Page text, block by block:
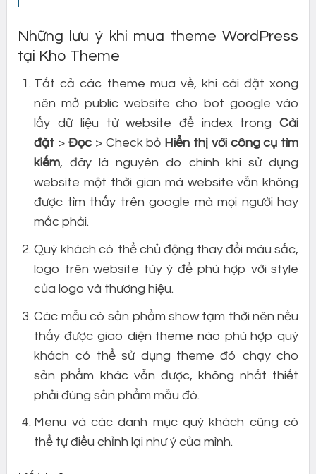
Những lưu ý khi mua theme WordPress
tại Kho Theme
Tất cả các theme mua về, khi cài đặt xong
nên mở public website cho bot google vào
lấy dữ liệu từ website để index trongCài
đặt > Đọc> Check bỏ Hiển thị với công cụ tìm
kiếm, đây là nguyên do chính khi sử dụng
website một thời gian mà website vẫn không
được tìm thấy trên google mà mọi người hay
mắc phải.
Quý khách có thể chủ động thay đổi màu sắc,
logo trên website tùy ý để phù hợp với style
của logo và thương hiệu.
Các mẫu có sản phẩm show tạm thời nên nếu
thấy được giao diện theme nào phù hợp quý
khách có thể sử dụng theme đó chạy cho
sản phẩm khác vẫn được, không nhất thiết
phải đúng sản phẩm mẫu đó.
Menu và các danh mục quý khách cũng có
thể tự điều chỉnh lại như ý của mình.